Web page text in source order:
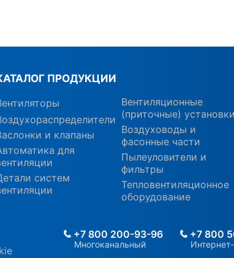
ПРОДУКЦИИ
и клапаны
для
систем
Вентиляционные
(приточные) установки
Воздуховоды и
фасонные части
Пылеуловители и
фильтры
Тепловентиляционное
оборудование
+7 800 200-93-96
Многоканальный
+7 800